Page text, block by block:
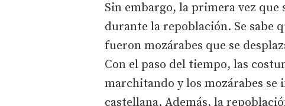
Sin embargo, la primera vez que
durante la repoblación. Se sabe
fueron mozárabes que se
Con el paso del tiempo, las
marchitando y los mozárabes
castellana. Además, la